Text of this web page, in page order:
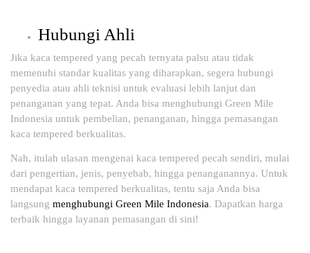
Hubungi Ahli
Jika kaca tempered yang pecah ternyata palsu atau tidak
memenuhi standar kualitas yang diharapkan, segera hubungi
penyedia atau ahli teknisi untuk evaluasi lebih lanjut dan
penanganan yang tepat. Anda bisa menghubungi Green Mile
Indonesia untuk pembelian, penanganan, hingga pemasangan
kaca tempered berkualitas.
Nah, itulah ulasan mengenai kaca tempered pecah sendiri, mulai
dari pengertian, jenis, penyebab, hingga penanganannya. Untuk
mendapat kaca tempered berkualitas, tentu saja Anda bisa
langsung menghubungi Green Mile Indonesia. Dapatkan harga
terbaik hingga layanan pemasangan di sini!